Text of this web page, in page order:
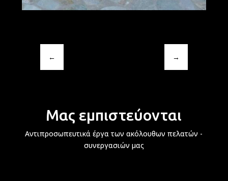
← →
Μας εμπιστεύονται
Αντιπροσωπευτικά έργα των ακόλουθων πελατών -
συνεργασιών μας